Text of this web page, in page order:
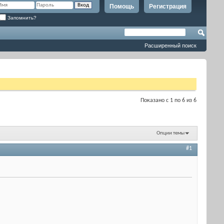
Регистрация
Помощь
Запомнить?
Расширенный поиск
Показано с 1 по 6 из 6
Опции темы
#1